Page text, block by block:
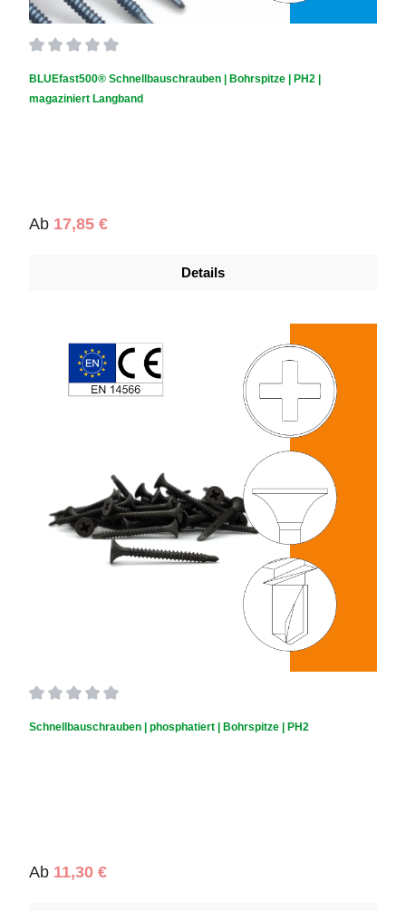
BLUEfast500® Schnellbauschrauben | Bohrspitze | PH2 |
magaziniert Langband
Regulärer Preis:
Ab 17,85 €
Details
Schnellbauschrauben | phosphatiert | Bohrspitze | PH2
Regulärer Preis:
Ab 11,30 €